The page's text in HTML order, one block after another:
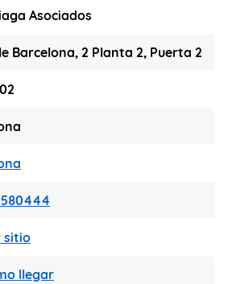
Asociados
Barcelona, 2 Planta 2, Puerta 2
sitio
llegar